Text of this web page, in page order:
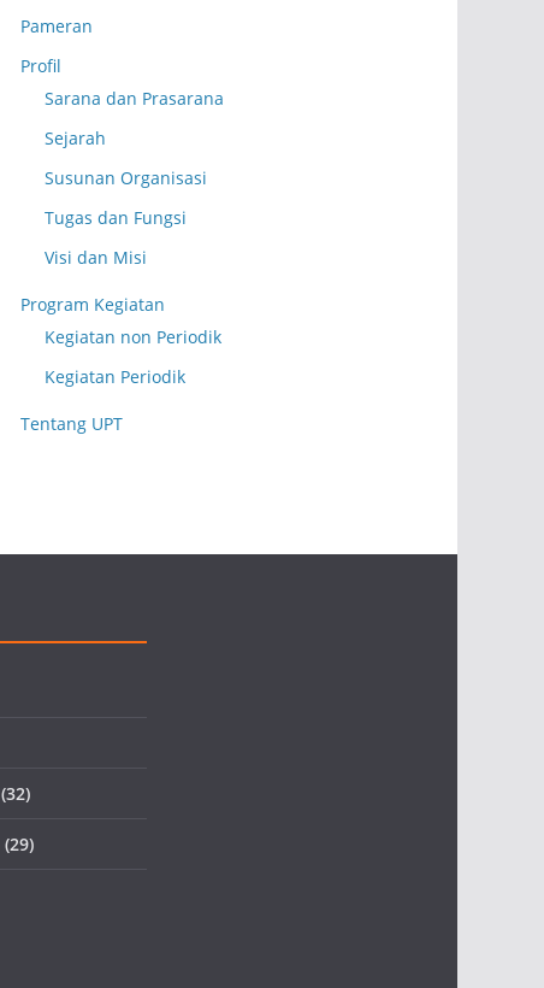
Pameran
Profil
Sarana dan Prasarana
Sejarah
Susunan Organisasi
Tugas dan Fungsi
Visi dan Misi
Program Kegiatan
Kegiatan non Periodik
Kegiatan Periodik
Tentang UPT
(32)
(29)